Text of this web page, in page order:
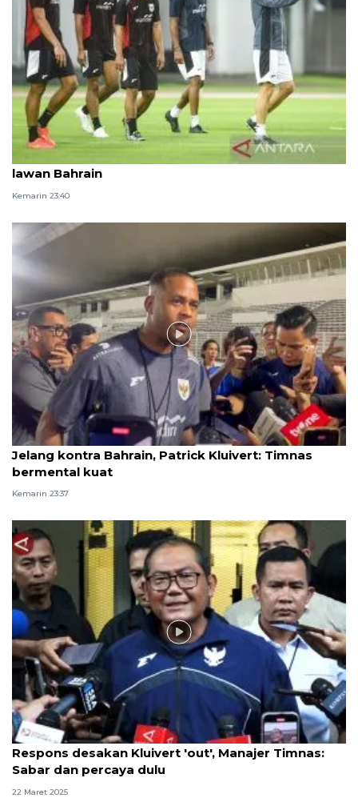
Kluivert buka peluang lakukan rotasi pemain saat
lawan Bahrain
Kemarin 23:40
Video
Jelang kontra Bahrain, Patrick Kluivert: Timnas
bermental kuat
Kemarin 23:37
Video
Respons desakan Kluivert 'out', Manajer Timnas:
Sabar dan percaya dulu
22 Maret 2025